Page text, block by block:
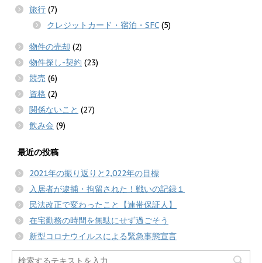
旅行 (7)
クレジットカード・宿泊・SFC (5)
物件の売却 (2)
物件探し-契約 (23)
競売 (6)
資格 (2)
関係ないこと (27)
飲み会 (9)
最近の投稿
2021年の振り返りと2,022年の目標
入居者が逮捕・拘留された！戦いの記録１
民法改正で変わったこと【連帯保証人】
在宅勤務の時間を無駄にせず過ごそう
新型コロナウイルスによる緊急事態宣言